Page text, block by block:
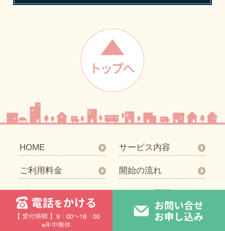
HOME サービス内容
ご利用料金 開始の流れ
私たちの想い 求人情報